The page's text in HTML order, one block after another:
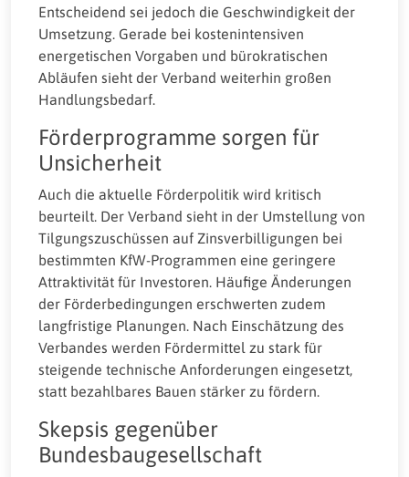
Entscheidend sei jedoch die Geschwindigkeit der
Umsetzung. Gerade bei kostenintensiven
energetischen Vorgaben und bürokratischen
Abläufen sieht der Verband weiterhin großen
Handlungsbedarf.
Förderprogramme sorgen für
Unsicherheit
Auch die aktuelle Förderpolitik wird kritisch
beurteilt. Der Verband sieht in der Umstellung von
Tilgungszuschüssen auf Zinsverbilligungen bei
bestimmten KfW-Programmen eine geringere
Attraktivität für Investoren. Häufige Änderungen
der Förderbedingungen erschwerten zudem
langfristige Planungen. Nach Einschätzung des
Verbandes werden Fördermittel zu stark für
steigende technische Anforderungen eingesetzt,
statt bezahlbares Bauen stärker zu fördern.
Skepsis gegenüber
Bundesbaugesellschaft